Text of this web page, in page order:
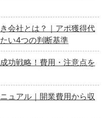
会社とは？｜アポ獲得代
い4つの判断基準
功戦略！費用・注意点を
ュアル｜開業費用から収